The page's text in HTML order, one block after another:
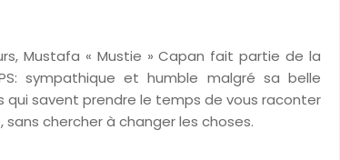
Mustafa « Mustie » Capan fait partie de la
sympathique et humble malgré sa belle
savent prendre le temps de vous raconter
chercher à changer les choses.